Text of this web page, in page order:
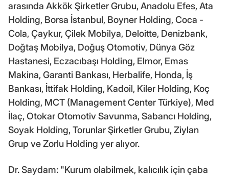
arasında Akkök Şirketler Grubu, Anadolu Efes, Ata
Holding, Borsa İstanbul, Boyner Holding, Coca -
Cola, Çaykur, Çilek Mobilya, Deloitte, Denizbank,
Doğtaş Mobilya, Doğuş Otomotiv, Dünya Göz
Hastanesi, Eczacıbaşı Holding, Elmor, Emas
Makina, Garanti Bankası, Herbalife, Honda, İş
Bankası, İttifak Holding, Kadoil, Kiler Holding, Koç
Holding, MCT (Management Center Türkiye), Med
İlaç, Otokar Otomotiv Savunma, Sabancı Holding,
Soyak Holding, Torunlar Şirketler Grubu, Ziylan
Grup ve Zorlu Holding yer alıyor.
Dr. Saydam: "Kurum olabilmek, kalıcılık için çaba